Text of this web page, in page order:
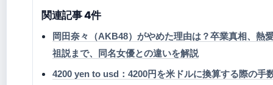
関連記事 4件
岡田奈々（AKB48）がやめた理由は？卒業真相、熱
祖説まで、同名女優との違いを解説
4200 yen to usd：4200円を米ドルに換算する際の手